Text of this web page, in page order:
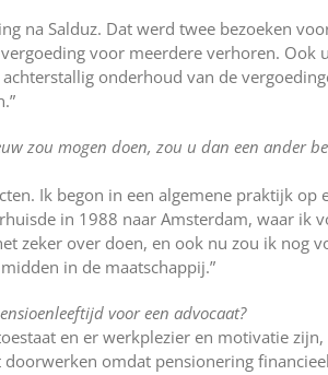
na Salduz. Dat werd twee bezoeken
voor meerdere verhoren. Ook
onderhoud van de
zou mogen doen, zou u dan een ander
Ik begon in een algemene praktijk op
in 1988 naar Amsterdam, waar ik
zeker over doen, en ook nu zou ik nog
in de maatschappij.”
voor een advocaat?
en er werkplezier en motivatie zijn,
omdat pensionering